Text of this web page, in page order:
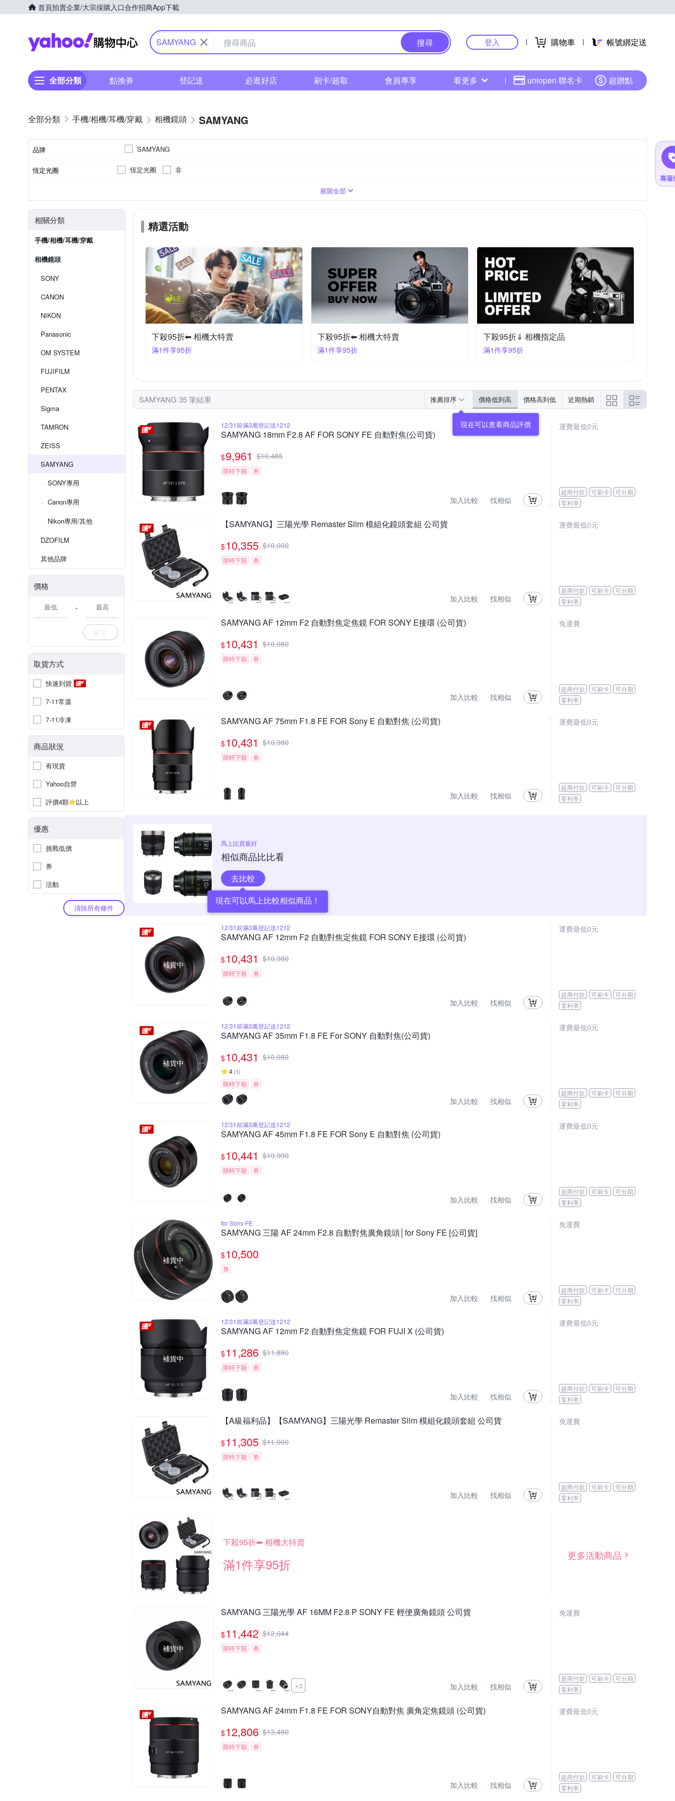
首頁拍賣企業/大宗採購入口合作招商App下載
Yahoo購物中心
SAMYANG 搜尋 登入 購物車 帳號綁定送
全部分類 點換券 登記送 必逛好店 刷卡/超取 會員專享 看更多 uniopen 聯名卡 超贈點
手機/相機/耳機/穿戴 相機鏡頭 SAMYANG
品牌 SAMYANG
恆定光圈 恆定光圈 非
望遠變焦
展開全部
相關分類
手機/相機/耳機/穿戴
相機鏡頭
SONY
CANON
NIKON
Panasonic
OM SYSTEM
FUJIFILM
PENTAX
Sigma
TAMRON
ZEISS
SAMYANG
SONY專用
Canon專用
Nikon專用/其他
DZOFILM
其他品牌
價格
-
確定
取貨方式
快速到貨
7-11常溫
7-11冷凍
商品狀況
有現貨
Yahoo自營
評價4顆
以上
優惠
挑戰低價
券
活動
清除所有條件
精選活動
下殺95折⬅︎ 相機大特賣
滿1件享95折
下殺95折⬅︎ 相機大特賣
滿1件享95折
下殺95折⇓ 相機指定品
滿1件享95折
SAMYANG 35 筆結果 推薦排序 價格低到高 價格高到低 近期熱銷
12/31前滿3萬登記送1212
SAMYANG 18mm F2.8 AF FOR SONY FE 自動對焦(公司貨)
$9,961 $10,485
限時下殺 券
加入比較 找相似
運費最低0元
超商付款 可刷卡
可分期
零利率
【SAMYANG】三陽光學 Remaster Slim 模組化鏡頭套組 公司貨
$10,355 $10,900
限時下殺 券
加入比較 找相似
運費最低0元
超商付款 可刷卡
可分期
零利率
SAMYANG AF 12mm F2 自動對焦定焦鏡 FOR SONY E接環 (公司貨)
$10,431 $10,980
限時下殺 券
加入比較 找相似
免運費
超商付款 可刷卡
可分期
零利率
SAMYANG AF 75mm F1.8 FE FOR Sony E 自動對焦 (公司貨)
$10,431 $10,980
限時下殺 券
加入比較 找相似
運費最低0元
超商付款 可刷卡
可分期
零利率
馬上比買最好
相似商品比比看
去比較
現在可以馬上比較相似商品！
補貨中
12/31前滿3萬登記送1212
SAMYANG AF 12mm F2 自動對焦定焦鏡 FOR SONY E接環 (公司貨)
$10,431 $10,980
限時下殺 券
加入比較 找相似
運費最低0元
超商付款 可刷卡
可分期
零利率
補貨中
12/31前滿3萬登記送1212
SAMYANG AF 35mm F1.8 FE For SONY 自動對焦(公司貨)
$10,431 $10,980
4(1)
限時下殺 券
加入比較 找相似
運費最低0元
超商付款 可刷卡
可分期
零利率
12/31前滿3萬登記送1212
SAMYANG AF 45mm F1.8 FE FOR Sony E 自動對焦 (公司貨)
$10,441 $10,990
限時下殺 券
加入比較 找相似
運費最低0元
超商付款 可刷卡
可分期
零利率
補貨中
for Sony FE
SAMYANG 三陽 AF 24mm F2.8 自動對焦廣角鏡頭│for Sony FE [公司貨]
$10,500
券
加入比較 找相似
免運費
超商付款 可刷卡
可分期
零利率
補貨中
12/31前滿3萬登記送1212
SAMYANG AF 12mm F2 自動對焦定焦鏡 FOR FUJI X (公司貨)
$11,286 $11,880
限時下殺 券
加入比較 找相似
運費最低0元
超商付款 可刷卡
可分期
零利率
【A級福利品】【SAMYANG】三陽光學 Remaster Slim 模組化鏡頭套組 公司貨
$11,305 $11,900
限時下殺 券
加入比較 找相似
免運費
超商付款 可刷卡
可分期
零利率
下殺95折⬅︎ 相機大特賣
滿1件享95折
更多活動商品
補貨中
SAMYANG 三陽光學 AF 16MM F2.8 P SONY FE 輕便廣角鏡頭 公司貨
$11,442 $12,044
限時下殺 券
+3 加入比較 找相似
免運費
超商付款 可刷卡
可分期
零利率
SAMYANG AF 24mm F1.8 FE FOR SONY自動對焦 廣角定焦鏡頭 (公司貨)
$12,806 $13,480
限時下殺 券
加入比較 找相似
運費最低0元
超商付款 可刷卡
可分期
零利率